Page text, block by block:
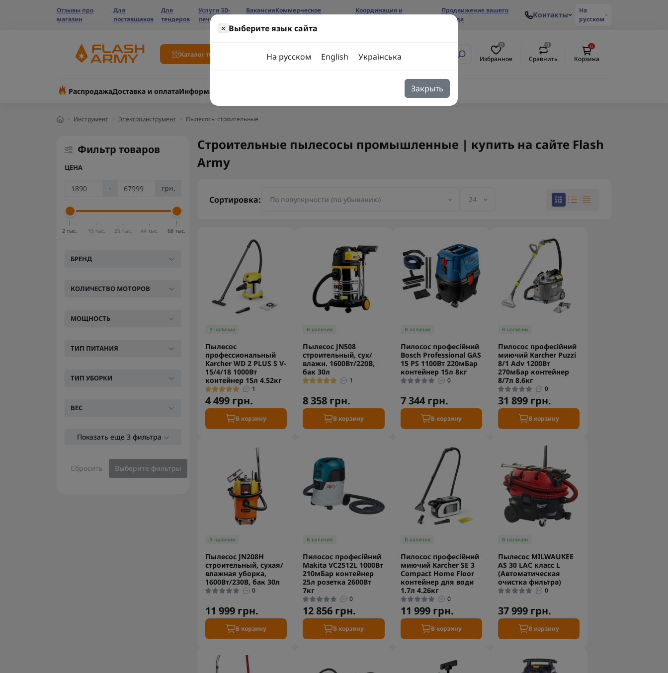
Отзывы про
магазин
Для
поставщиков
Для
тендеров
Услуги 3D-
печати
ВакансииКоммерческое
Координация и
Продвижение вашего
бренда
Контакты
На
русском
Каталог товаров
0
Избранное
0
Сравнить
0
Корзина
РаспродажаДоставка и оплатаИнформация
Инструмент Электроинструмент Пылесосы строительные
× Выберите язык сайта
На русском English Українська
Закрыть
Фильтр товаров
ЦЕНА
- грн.
2 тыс. 10 тыс. 25 тыс. 44 тыс. 68 тыс.
БРЕНД
КОЛИЧЕСТВО МОТОРОВ
МОЩНОСТЬ
ТИП ПИТАНИЯ
ТИП УБОРКИ
ВЕС
Показать еще 3 фильтра
Сбросить Выберите фильтры
Строительные пылесосы промышленные | купить на сайте Flash
Army
Сортировка:
В наличии
Пылесос
профессиональный
Karcher WD 2 PLUS S V-
15/4/18 1000Вт
контейнер 15л 4.52кг
1
4 499 грн.
В корзину
В наличии
Пылесос JN508
строительный, сух/
влажн. 1600Вт/220В,
бак 30л
1
8 358 грн.
В корзину
В наличии
Пилосос професійний
Bosch Professional GAS
15 PS 1100Вт 220мБар
контейнер 15л 8кг
0
7 344 грн.
В корзину
В наличии
Пилосос професійний
миючий Karcher Puzzi
8/1 Adv 1200Вт
270мБар контейнер
8/7л 8.6кг
0
31 899 грн.
В корзину
В наличии
Пылесос JN208H
строительный, сухая/
влажная уборка,
1600Вт/230В, бак 30л
0
11 999 грн.
В корзину
В наличии
Пилосос професійний
Makita VC2512L 1000Вт
210мБар контейнер
25л розетка 2600Вт
7кг
0
12 856 грн.
В корзину
В наличии
Пилосос професійний
миючий Karcher SE 3
Compact Home Floor
контейнер для води
1.7л 4.26кг
0
11 999 грн.
В корзину
В наличии
Пылесос MILWAUKEE
AS 30 LAC класс L
(Автоматическая
очистка фильтра)
0
37 999 грн.
В корзину